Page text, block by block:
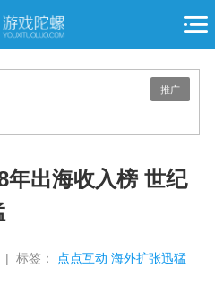
推广
年出海收入榜 世纪
| 标签： 点点互动 海外扩张迅猛